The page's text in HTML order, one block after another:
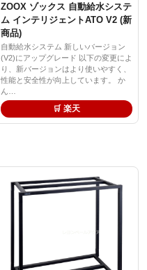
ZOOX ゾックス 自動給水システ
ム インテリジェントATO V2 (新
商品)
自動給水システム 新しいバージョン
(V2)にアップグレード 以下の変更によ
り、新バージョンはより使いやすく、
性能と安全性が向上しています。 か
ん…
🛒 楽天